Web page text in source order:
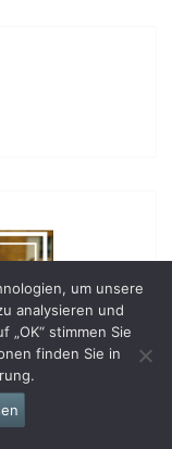
um unsere
analysieren und
„OK“ stimmen Sie
finden Sie in